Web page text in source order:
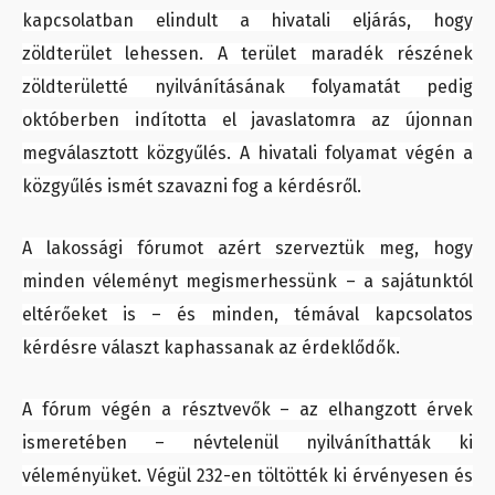
kapcsolatban elindult a hivatali eljárás, hogy
zöldterület lehessen. A terület maradék részének
zöldterületté nyilvánításának folyamatát pedig
októberben indította el javaslatomra az újonnan
megválasztott közgyűlés. A hivatali folyamat végén a
közgyűlés ismét szavazni fog a kérdésről.
A lakossági fórumot azért szerveztük meg, hogy
minden véleményt megismerhessünk – a sajátunktól
eltérőeket is – és minden, témával kapcsolatos
kérdésre választ kaphassanak az érdeklődők.
A fórum végén a résztvevők – az elhangzott érvek
ismeretében – névtelenül nyilváníthatták ki
véleményüket. Végül 232-en töltötték ki érvényesen és